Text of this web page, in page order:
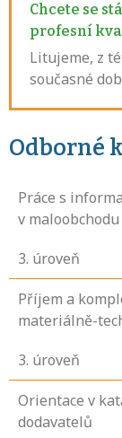
Chcete se
profesní
Litujeme, z
současné
Odborné
Práce s
v maloobchodu
3. úroveň
Příjem a
materiálně-
3. úroveň
Orientace v
dodavatelů